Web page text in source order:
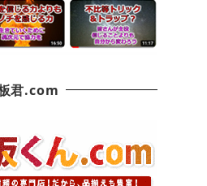
君.com